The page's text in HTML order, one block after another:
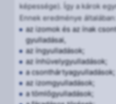
képessége). Így a károk
Ennek eredménye általában:
az izomok és az ínak
gyulladásai,
az íngyulladások;
az ínhüvelygyulladások;
a csonthártyagyulladások;
az izomgyulladások;
a tömlőgyulladások;